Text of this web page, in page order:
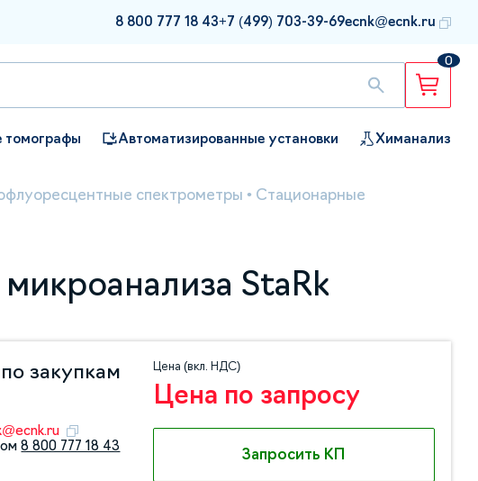
8 800 777 18 43+7 (499) 703-39-69ecnk@ecnk.ru
0
томографы Автоматизированные установки Химанализ
спектрометры • Стационарные
StaRk
закупкам
8 800 777 18 43
Цена (вкл. НДС)
Цена по запросу
Запросить КП